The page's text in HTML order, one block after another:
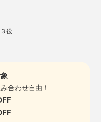
役
合わせ自由！